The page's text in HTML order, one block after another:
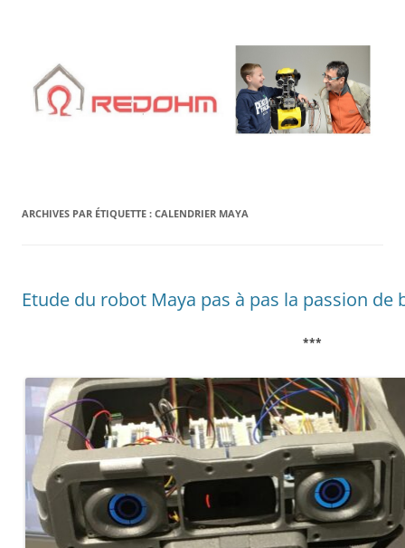
ARCHIVES PAR ÉTIQUETTE : CALENDRIER MAYA
Etude du robot Maya pas à pas la passion de
***